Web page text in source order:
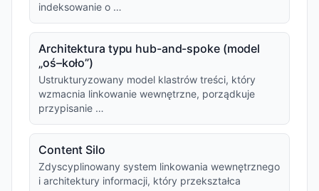
indeksowanie o …
Architektura typu hub-and-spoke (model
„oś–koło”)
Ustrukturyzowany model klastrów treści, który
wzmacnia linkowanie wewnętrzne, porządkuje
przypisanie …
Content Silo
Zdyscyplinowany system linkowania wewnętrznego
i architektury informacji, który przekształca